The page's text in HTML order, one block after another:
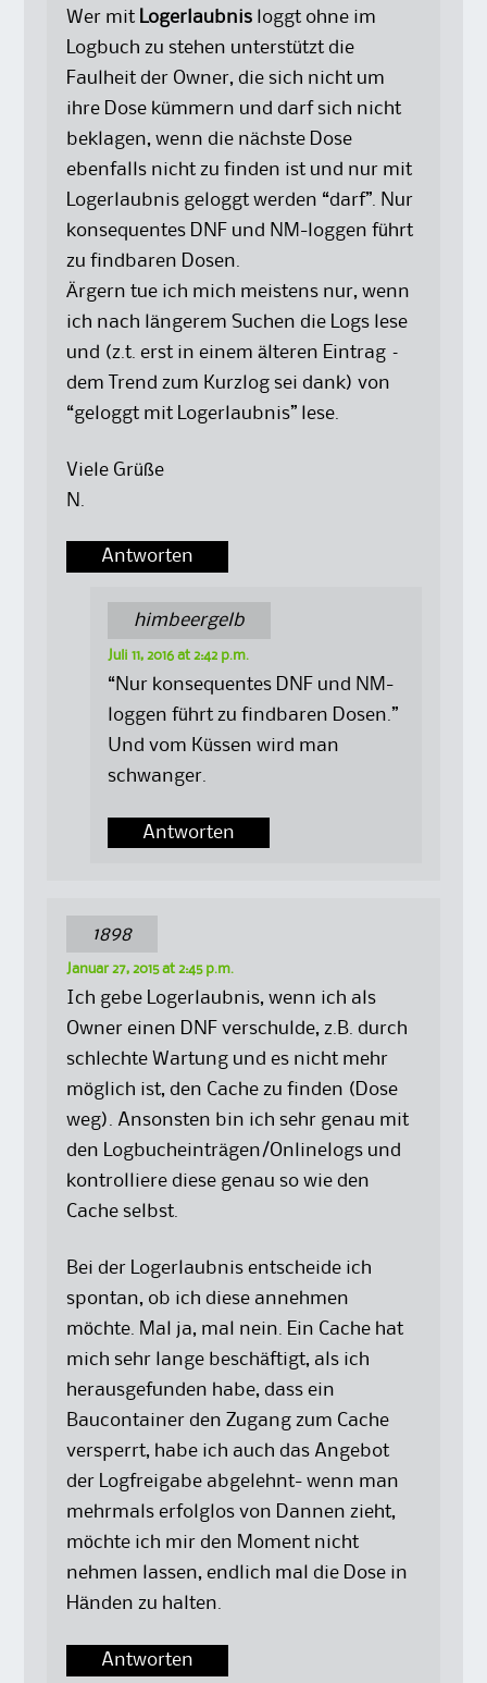
Wer mit Logerlaubnisloggt ohne im
Logbuch zu stehen unterstützt die
Faulheit der Owner, die sich nicht um
ihre Dose kümmern und darf sich nicht
beklagen, wenn die nächste Dose
ebenfalls nicht zu finden ist und nur mit
Logerlaubnis geloggt werden “darf”. Nur
konsequentes DNF und NM-loggen führt
zu findbaren Dosen.
Ärgern tue ich mich meistens nur, wenn
ich nach längerem Suchen die Logs lese
und (z.t. erst in einem älteren Eintrag –
dem Trend zum Kurzlog sei dank) von
“geloggt mit Logerlaubnis” lese.
Viele Grüße
N.
Antworten
himbeergelb
Juli 11, 2016 at 2:42 p.m.
“Nur konsequentes DNF und NM-
loggen führt zu findbaren Dosen.”
Und vom Küssen wird man
schwanger.
Antworten
1898
Januar 27, 2015 at 2:45 p.m.
Ich gebe Logerlaubnis, wenn ich als
Owner einen DNF verschulde, z.B. durch
schlechte Wartung und es nicht mehr
möglich ist, den Cache zu finden (Dose
weg). Ansonsten bin ich sehr genau mit
den Logbucheinträgen/Onlinelogs und
kontrolliere diese genau so wie den
Cache selbst.
Bei der Logerlaubnis entscheide ich
spontan, ob ich diese annehmen
möchte. Mal ja, mal nein. Ein Cache hat
mich sehr lange beschäftigt, als ich
herausgefunden habe, dass ein
Baucontainer den Zugang zum Cache
versperrt, habe ich auch das Angebot
der Logfreigabe abgelehnt- wenn man
mehrmals erfolglos von Dannen zieht,
möchte ich mir den Moment nicht
nehmen lassen, endlich mal die Dose in
Händen zu halten.
Antworten